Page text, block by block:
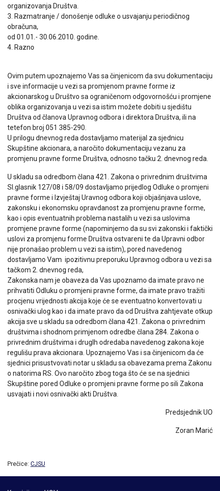
organizovanja Društva.
3. Razmatranje / donošenje odluke o usvajanju periodičnog
obračuna,
od 01.01.- 30.06.2010. godine.
4. Razno
Ovim putem upoznajemo Vas sa činjenicom da svu dokumentaciju
i sve informacije u vezi sa promjenom pravne forme iz
akcionarskog u Društvo sa ograničenom odgovornošću i promjene
oblika organizovanja u vezi sa istim možete dobiti u sjedištu
Društva od članova Upravnog odbora i direktora Društva, ili na
tetefon broj 051 385-290.
U prilogu dnevnog reda dostavljamo materijal za sjednicu
Skupštine akcionara, a naročito dokumentaciju vezanu za
promjenu pravne forme Društva, odnosno tačku 2. dnevnog reda.
U skladu sa odredbom člana 421. Zakona o privrednim društvima
Sl.glasnik 127/08 i 58/09 dostavljamo prijedlog Odluke o promjeni
pravne forme i Izvještaj Uravnog odbora koji objašnjava uslove,
zakonsku i ekonomsku opravdanost za promjenu pravne forme,
kao i opis eventuatnih problema nastalih u vezi sa uslovima
promjene pravne forme (napominjemo da su svi zakonski i faktički
uslovi za promjenu forme Društva ostvareni te da Upravni odbor
nije pronašao problem u vezi sa istim), pored navedenog
dostavljamo Vam ipozitivnu preporuku Upravnog odbora u vezi sa
tačkom 2. dnevnog reda,
Zakonska nam je obaveza da Vas upoznamo da imate pravo ne
prihvatiti Odluku o promjeni pravne forme, da imate pravo tražiti
procjenu vrijednosti akcija koje će se eventuatno konvertovati u
osnivački ulog kao i da imate pravo da od Društva zahtjevate otkup
akcija sve u skladu sa odredbom člana 421. Zakona o privrednim
društvima i shodnom primjenom odredbe člana 284. Zakona o
privrednim društvima i druglh odredaba navedenog zakona koje
regulišu prava akcionara. Upoznajemo Vas i sa činjenicom da će
sjednici prisustvovati notar u skladu sa obavezama prema Zakonu
o natorima RS. Ovo naročito zbog toga što će se na sjednici
Skupštine pored Odluke o promjeni pravne forme po sili Zakona
usvajati i novi osnivački akti Društva.
Predsjednik UO
Zoran Marić
Prečice: CJSU